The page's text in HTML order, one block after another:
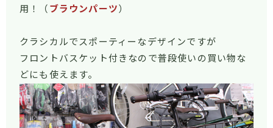
用！（ ブラウンパーツ）
クラシカルでスポーティーなデザインですが
フロントバスケット付きなので普段使いの買い物な
どにも使えます。